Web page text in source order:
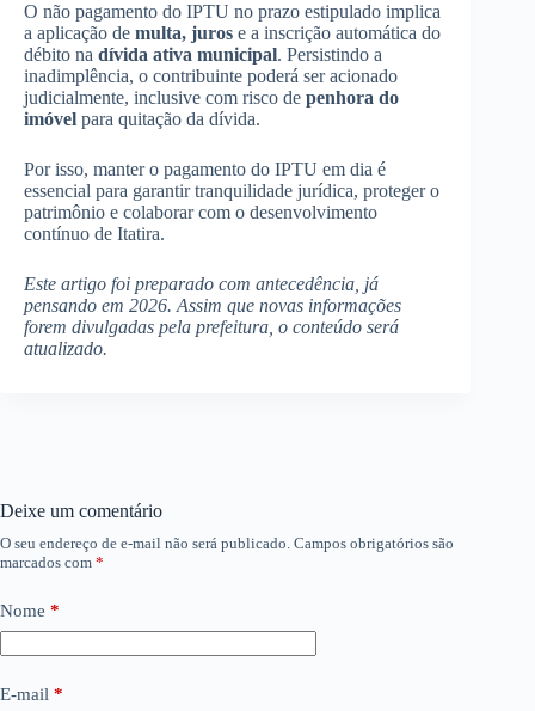
O não pagamento do IPTU no prazo estipulado implica
a aplicação de multa, juros e a inscrição automática do
débito na dívida ativa municipal. Persistindo a
inadimplência, o contribuinte poderá ser acionado
judicialmente, inclusive com risco de penhora do
imóvel para quitação da dívida.
Por isso, manter o pagamento do IPTU em dia é
essencial para garantir tranquilidade jurídica, proteger o
patrimônio e colaborar com o desenvolvimento
contínuo de Itatira.
Este artigo foi preparado com antecedência, já
pensando em 2026. Assim que novas informações
forem divulgadas pela prefeitura, o conteúdo será
atualizado.
Deixe um comentário
O seu endereço de e-mail não será publicado. Campos obrigatórios são
marcados com *
Nome *
E-mail *